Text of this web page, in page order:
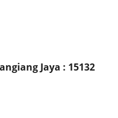
Jaya : 15132